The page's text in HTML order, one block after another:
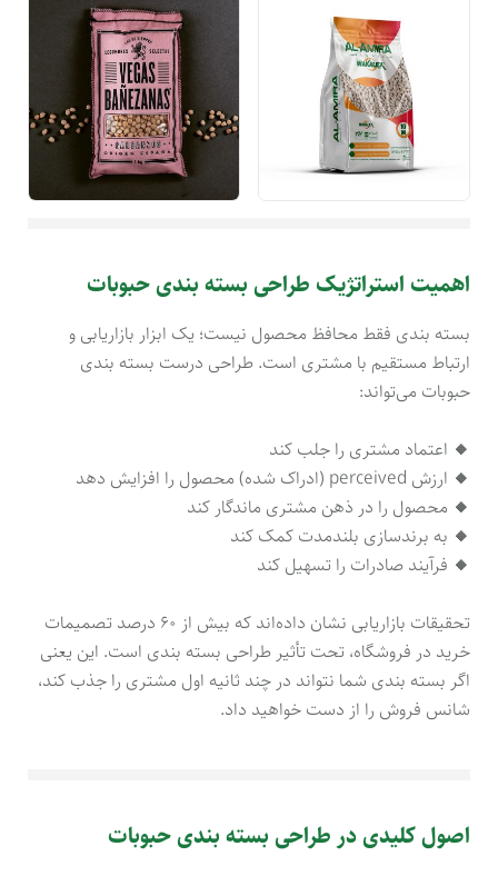
اهمیت استراتژیک طراحی بسته بندی حبوبات
بسته بندی فقط محافظ محصول نیست؛ یک ابزار بازاریابی و
ارتباط مستقیم با مشتری است. طراحی درست بسته بندی
حبوبات می‌تواند:
🔸 اعتماد مشتری را جلب کند
🔸 ارزش perceived (ادراک شده) محصول را افزایش دهد
🔸 محصول را در ذهن مشتری ماندگار کند
🔸 به برندسازی بلندمدت کمک کند
🔸 فرآیند صادرات را تسهیل کند
تحقیقات بازاریابی نشان داده‌اند که بیش از ۶۰ درصد تصمیمات
خرید در فروشگاه، تحت تأثیر طراحی بسته بندی است. این یعنی
اگر بسته بندی شما نتواند در چند ثانیه اول مشتری را جذب کند،
شانس فروش را از دست خواهید داد.
اصول کلیدی در طراحی بسته بندی حبوبات